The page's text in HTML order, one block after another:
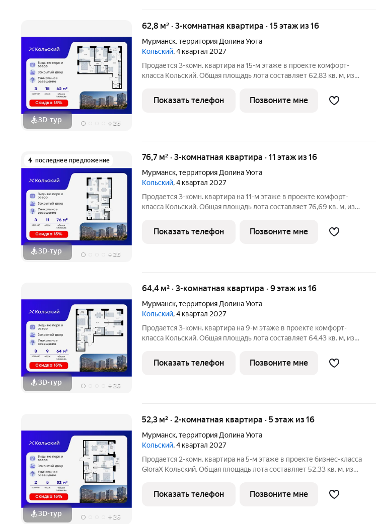
3D-тур + 26
62,8 м² · 3-комнатная квартира · 15 этаж из 16
Мурманск,территория Долина Уюта
Кольский, 4 квартал 2027
Продается 3-комн. квартира на 15-м этаже в проекте комфорт-
класса Кольский. Общая площадь лота составляет 62,83 кв. м, из
кухонную зону. Номер квартиры - 400. Преимущества квартиры:
компактная
Показать телефон Позвоните мне
последнее предложение
3D-тур + 26
76,7 м² · 3-комнатная квартира · 11 этаж из 16
Мурманск,территория Долина Уюта
Кольский, 4 квартал 2027
Продается 3-комн. квартира на 11-м этаже в проекте комфорт-
класса Кольский. Общая площадь лота составляет 76,69 кв. м, из
кухонную зону. Номер квартиры - 234. Преимущества квартиры:
евро-4;
Показать телефон Позвоните мне
3D-тур + 26
64,4 м² · 3-комнатная квартира · 9 этаж из 16
Мурманск,территория Долина Уюта
Кольский, 4 квартал 2027
Продается 3-комн. квартира на 9-м этаже в проекте комфорт-
класса Кольский. Общая площадь лота составляет 64,43 кв. м, из
кухонную зону. Номер квартиры - 672. Преимущества квартиры:
компактная
Показать телефон Позвоните мне
3D-тур + 26
52,3 м² · 2-комнатная квартира · 5 этаж из 16
Мурманск,территория Долина Уюта
Кольский, 4 квартал 2027
Продается 2-комн. квартира на 5-м этаже в проекте бизнес-класса
GloraX Кольский. Общая площадь лота составляет 52,33 кв. м, из
кухонную зону. Номер квартиры - 637. Старт продаж!
Преимущества
Показать телефон Позвоните мне